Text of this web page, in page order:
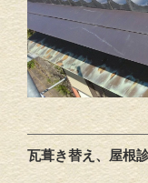
瓦葺き替え、屋根